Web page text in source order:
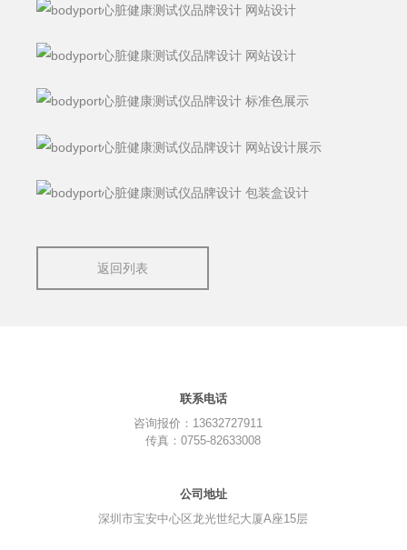
返回列表
联系电话
咨询报价：13632727911
传真：0755-82633008
公司地址
深圳市宝安中心区龙光世纪大厦A座15层